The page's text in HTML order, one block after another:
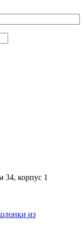
34, корпус 1